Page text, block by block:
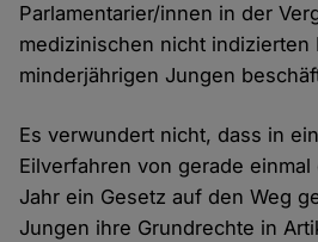
Parlamentarier/innen in der
medizinischen nicht indizierten
minderjährigen Jungen
Es verwundert nicht, dass in
Eilverfahren von gerade
Jahr ein Gesetz auf den Weg
Jungen ihre Grundrechte in